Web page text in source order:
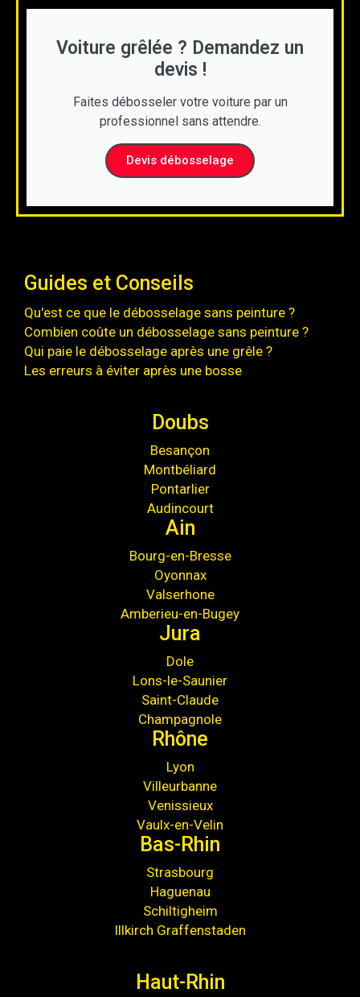
Voiture grêlée ? Demandez un
devis !
Faites débosseler votre voiture par un
professionnel sans attendre.
Devis débosselage
Guides et Conseils
Qu'est ce que le débosselage sans peinture ?
Combien coûte un débosselage sans peinture ?
Qui paie le débosselage après une grêle ?
Les erreurs à éviter après une bosse
Doubs
Besançon
Montbéliard
Pontarlier
Audincourt
Ain
Bourg-en-Bresse
Oyonnax
Valserhone
Amberieu-en-Bugey
Jura
Dole
Lons-le-Saunier
Saint-Claude
Champagnole
Rhône
Lyon
Villeurbanne
Venissieux
Vaulx-en-Velin
Bas-Rhin
Strasbourg
Haguenau
Schiltigheim
Illkirch Graffenstaden
Haut-Rhin